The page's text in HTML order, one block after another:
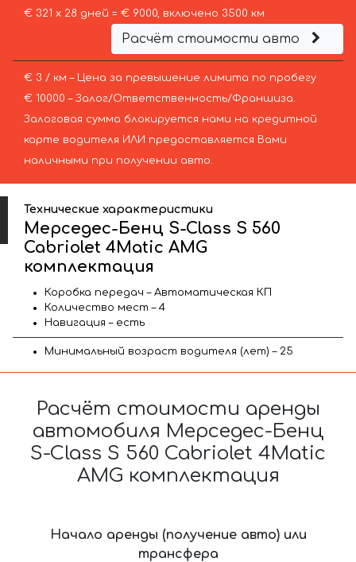
€ 321 х 28 дней = € 9000, включено 3500 км
Расчёт стоимости авто
€ 3 / км – Цена за превышение лимита по пробегу
€ 10000 – Залог/Ответственность/Франшиза.
Залоговая сумма блокируется нами на кредитной
карте водителя ИЛИ предоставляется Вами
наличными при получении авто.
Технические характеристики
Мерседес-Бенц S-Class S 560
Cabriolet 4Matic AMG
комплектация
Коробка передач – Автоматическая КП
Количество мест – 4
Навигация – есть
Минимальный возраст водителя (лет) – 25
Расчёт стоимости аренды
автомобиля Мерседес-Бенц
S-Class S 560 Cabriolet 4Matic
AMG комплектация
Начало аренды (получение авто) или
трансфера